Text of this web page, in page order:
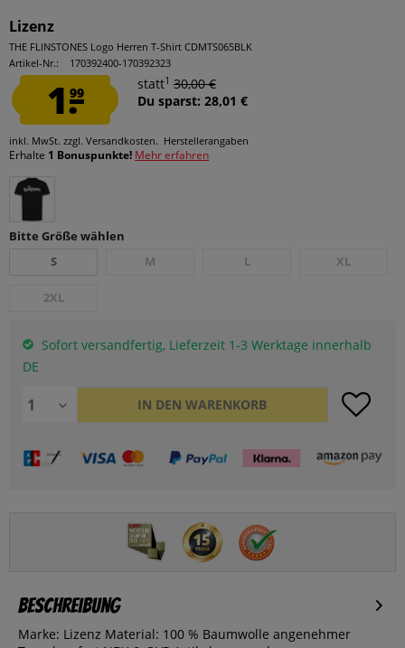
Lizenz
THE FLINSTONES Logo Herren T-Shirt CDMTS065BLK
Artikel-Nr.:
170392400-170392323
1.99
statt1 30,00 €
Du sparst: 28,01 €
inkl. MwSt. zzgl. Versandkosten. Herstellerangaben
Erhalte 1 Bonuspunkte! Mehr erfahren
Bitte Größe wählen
S
M L XL
2XL
Sofort versandfertig, Lieferzeit 1-3 Werktage innerhalb
DE
IN DEN WARENKORB
Beschreibung
Marke: Lizenz Material: 100 % Baumwolle angenehmer